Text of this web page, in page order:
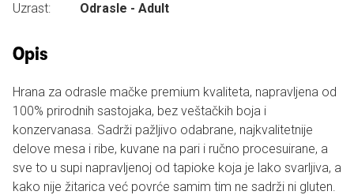
Uzrast:
Odrasle - Adult
Opis
Hrana za odrasle mačke premium kvaliteta, napravljena od
100% prirodnih sastojaka, bez veštačkih boja i
konzervanasa. Sadrži pažljivo odabrane, najkvalitetnije
delove mesa i ribe, kuvane na pari i ručno procesuirane, a
sve to u supi napravljenoj od tapioke koja je lako svarljiva, a
kako nije žitarica već povrće samim tim ne sadrži ni gluten.